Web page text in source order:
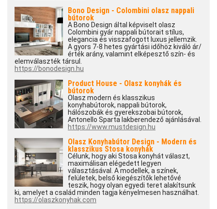
Bono Design - Colombini olasz nappali
bútorok
A Bono Design által képviselt olasz
Colombini gyár nappali bútorait stílus,
elegancia és visszafogott luxus jellemzik.
A gyors 7-8 hetes gyártási időhöz kiváló ár/
érték arány, valamint elképesztő szín- és
elemválaszték társul.
https://bonodesign.hu
Product House - Olasz konyhák és
bútorok
Olasz modern és klasszikus
konyhabútorok, nappali bútorok,
hálószobák és gyerekszobai bútorok,
Antonello Sparta lakberendező ajánlásával.
https://www.mustdesign.hu
Olasz Konyhabútor Design - Modern és
klasszikus Stosa konyhák
Célunk, hogy aki Stosa konyhát választ,
maximálisan elégedett legyen
választásával. A modellek, a színek,
felületek, belső kiegészítők lehetővé
teszik, hogy olyan egyedi teret alakítsunk
ki, amelyet a család minden tagja kényelmesen használhat.
https://olaszkonyhak.com